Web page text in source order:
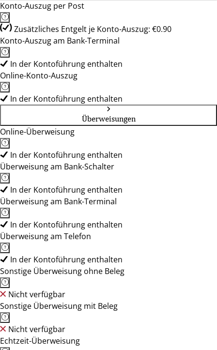
Konto-Auszug per Post
Zusätzliches Entgelt je Konto-Auszug: €0.90
Konto-Auszug am Bank-Terminal
In der Kontoführung enthalten
Online-Konto-Auszug
In der Kontoführung enthalten
Überweisungen
Online-Überweisung
In der Kontoführung enthalten
Überweisung am Bank-Schalter
In der Kontoführung enthalten
Überweisung am Bank-Terminal
In der Kontoführung enthalten
Überweisung am Telefon
In der Kontoführung enthalten
Sonstige Überweisung ohne Beleg
Nicht verfügbar
Sonstige Überweisung mit Beleg
Nicht verfügbar
Echtzeit-Überweisung